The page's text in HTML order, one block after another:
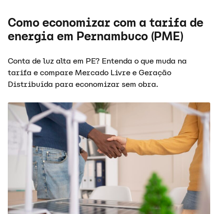
Como economizar com a tarifa de
energia em Pernambuco (PME)
Conta de luz alta em PE? Entenda o que muda na
tarifa e compare Mercado Livre e Geração
Distribuída para economizar sem obra.